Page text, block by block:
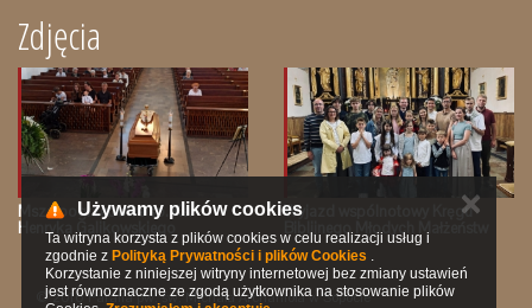
Zdjęcia
Msza pogrzebowa śp. Ks.
Henryka Galikowskiego
Wyjazd wspólnotowy Kręgu
Biblijnego Młodych Małżeństw
© 2016 Parafia pw. św. Michała Archanioła w Sopocie
Używamy plików cookies
Ta witryna korzysta z plików cookies w celu realizacji usług i
zgodnie z Polityką Prywatności i plików Cookies .
Korzystanie z niniejszej witryny internetowej bez zmiany ustawień
jest równoznaczne ze zgodą użytkownika na stosowanie plików
✕